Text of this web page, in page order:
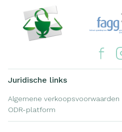
Juridische links
Algemene verkoopsvoorwaarden
ODR-platform